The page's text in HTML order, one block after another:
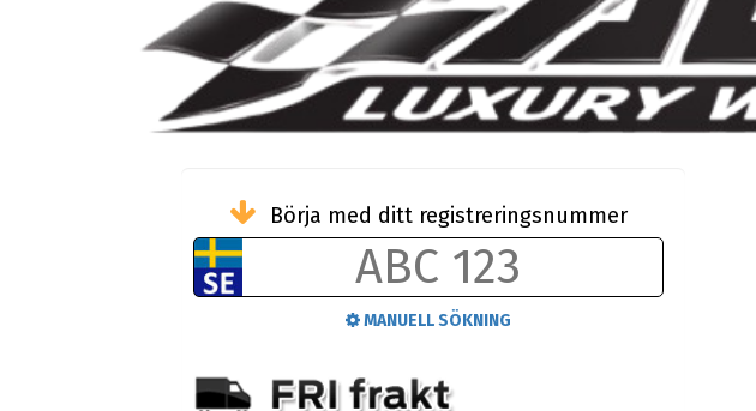
Börja med ditt registreringsnummer
MANUELL SÖKNING